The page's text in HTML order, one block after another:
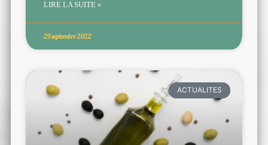
LIRE LA SUITE »
29 septembre 2022
ACTUALITES